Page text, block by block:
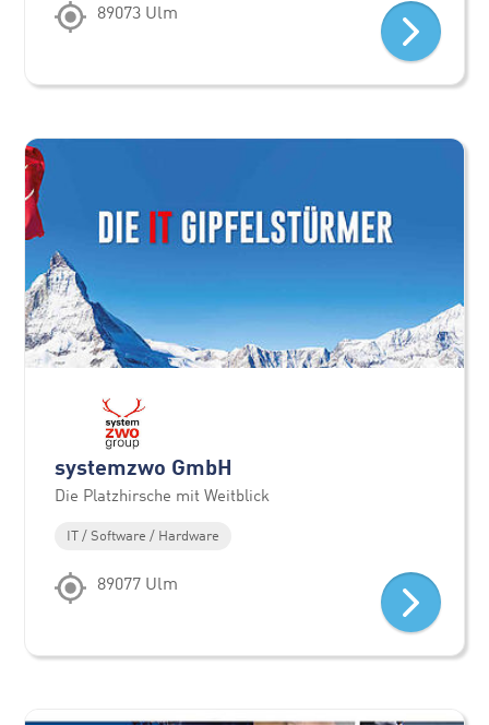
89073 Ulm
systemzwo GmbH
Die Platzhirsche mit Weitblick
IT / Software / Hardware
89077 Ulm